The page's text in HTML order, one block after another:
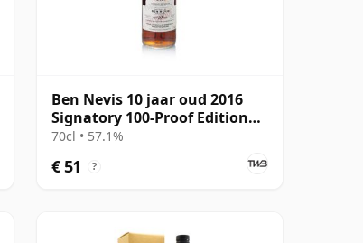
Ben Nevis 10 jaar oud 2016
Signatory 100-Proof Edition
#80
70cl • 57.1%
€ 51 ?